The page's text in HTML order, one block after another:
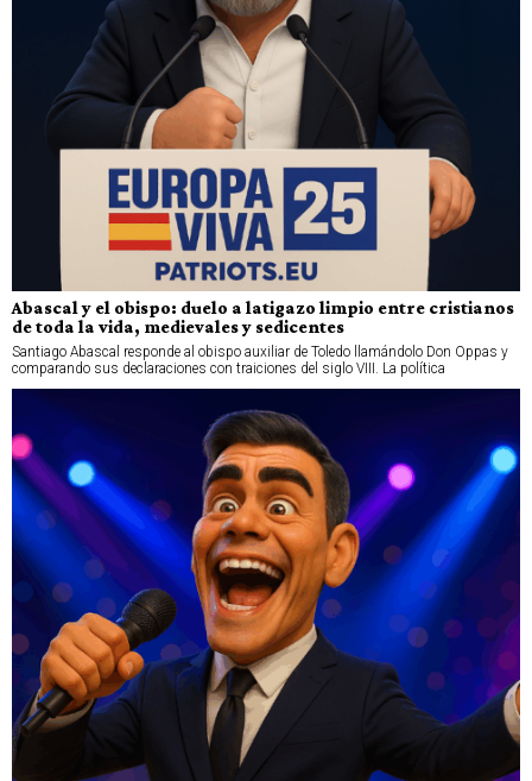
Abascal y el obispo: duelo a latigazo limpio entre cristianos
de toda la vida, medievales y sedicentes
Santiago Abascal responde al obispo auxiliar de Toledo llamándolo Don Oppas y
comparando sus declaraciones con traiciones del siglo VIII. La política